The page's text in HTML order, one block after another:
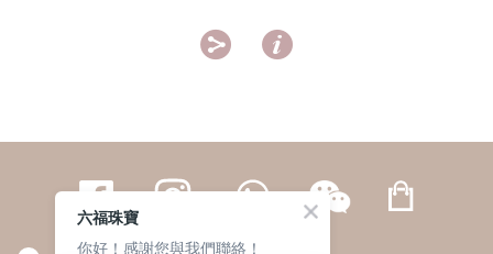
 
六福珠寶
你好！感謝您與我們聯絡！